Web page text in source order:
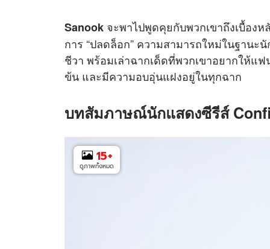
Sanook จะพาไปพูดคุยกับพวกเขาถึงเบื้องห
การ “ปลดล็อก” ความสามารถใหม่ในฐาน
ชีวา พร้อมเล่าฉากเด็ดที่พวกเขาอยากให้แ
ข้น และมีความอบอุ่นแฝงอยู่ในทุกฉาก
บทสัมภาษณ์นักแสดงซีรีส์
15+
ดูภาพทั้งหมด